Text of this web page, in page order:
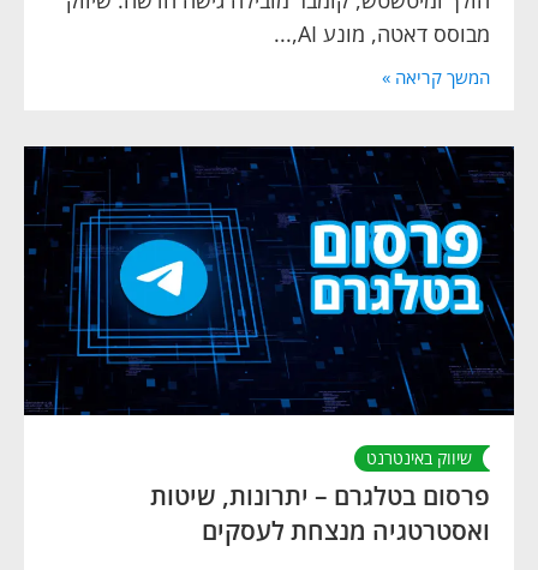
מבוסס דאטה, מונע AI,...
המשך קריאה »
שיווק באינטרנט
פרסום בטלגרם – יתרונות, שיטות
ואסטרטגיה מנצחת לעסקים